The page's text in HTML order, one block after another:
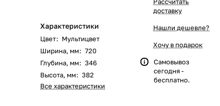
Характеристики
Цвет: Мультицвет
Ширина, мм: 720
Глубина, мм: 346
Высота, мм: 382
Все характеристики
доставку
Нашли дешевле?
Хочу в подарок
Самовывоз
сегодня -
бесплатно.